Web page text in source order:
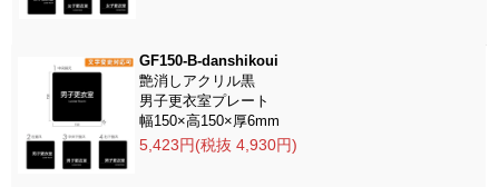
GF150-B-danshikoui
艶消しアクリル黒
男子更衣室プレート
幅150×高150×厚6mm
5,423円(税抜 4,930円)